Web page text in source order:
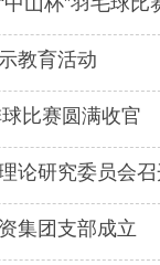
教育活动
比赛圆满收官
论研究委员会
集团支部成立